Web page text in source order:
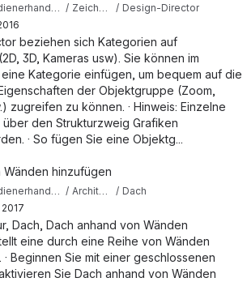
Design-Director
beziehen sich Kategorien auf
3D, Kameras usw). Sie können im
Kategorie einfügen, um bequem auf die
der Objektgruppe (Zoom,
zugreifen zu können. · Hinweis: Einzelne
den Strukturzweig Grafiken
· So fügen Sie eine Objektg...
hinzufügen
TurboCAD 2017 Bedienerhandbuch (Deutsch) Architektur Dach
Dach, Dach anhand von Wänden
eine durch eine Reihe von Wänden
Beginnen Sie mit einer geschlossenen
Sie Dach anhand von Wänden